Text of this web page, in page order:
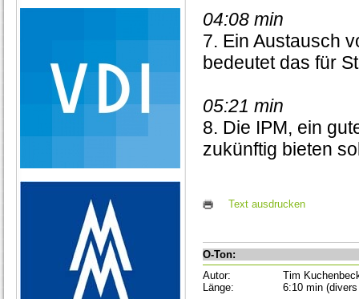
04:08 min
7. Ein Austausch
bedeutet das für
05:21 min
8. Die IPM, ein
zukünftig bieten
Text ausdrucken
O-Ton:
Autor:
Tim
Länge:
6:10 min